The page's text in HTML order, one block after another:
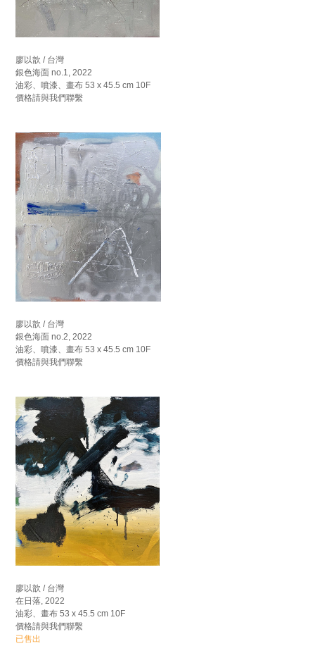
廖以歆 / 台灣
銀色海面 no.1, 2022
油彩、噴漆、畫布 53 x 45.5 cm 10F
價格請與我們聯繫
廖以歆 / 台灣
銀色海面 no.2, 2022
油彩、噴漆、畫布 53 x 45.5 cm 10F
價格請與我們聯繫
廖以歆 / 台灣
在日落, 2022
油彩、畫布 53 x 45.5 cm 10F
價格請與我們聯繫
已售出